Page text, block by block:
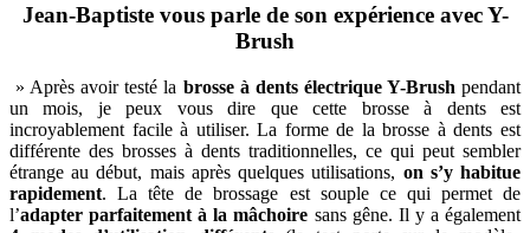
Jean-Baptiste vous parle de son expérience avec Y-
Brush
» Après avoir testé la brosse à dents électrique Y-Brush pendant
un mois, je peux vous dire que cette brosse à dents est
incroyablement facile à utiliser. La forme de la brosse à dents est
différente des brosses à dents traditionnelles, ce qui peut sembler
étrange au début, mais après quelques utilisations, on s’y habitue
rapidement. La tête de brossage est souple ce qui permet de
l’adapter parfaitement à la mâchoire sans gêne. Il y a également